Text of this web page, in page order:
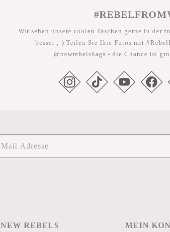
Wir sehen unsere coolen Taschen gerne in der
besser ;-) Teilen Sie Ihre Fotos mit
@newrebelsbags - die Chance ist
NEW REBELS MEIN